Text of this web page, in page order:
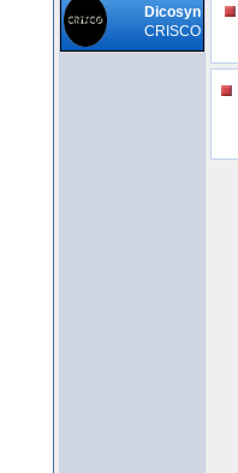
Dicosyn
CRISCO